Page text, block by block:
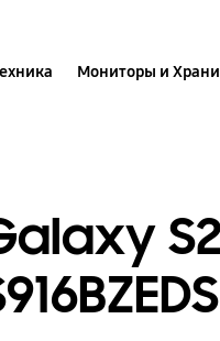
Мониторы и